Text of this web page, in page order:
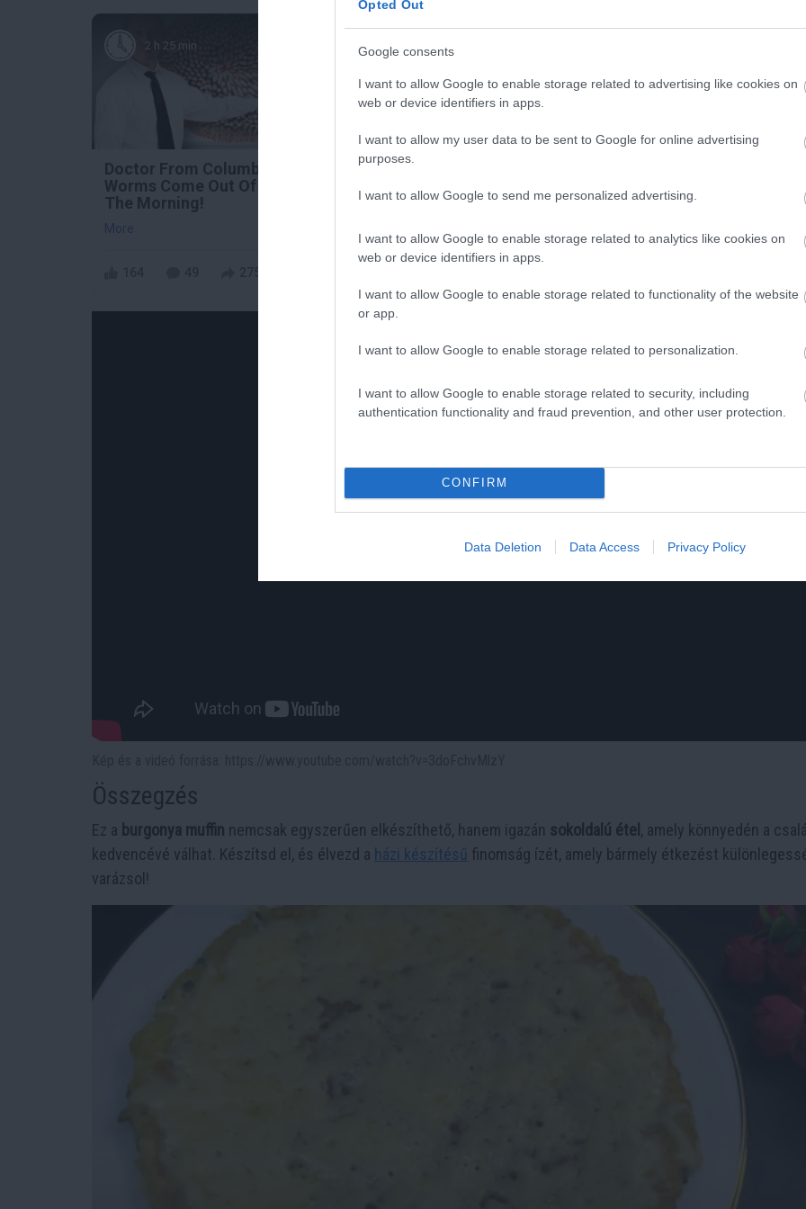
Opted Out
Google consents
I want to allow Google to enable storage related to advertising like cookies on
web or device identifiers in apps.
I want to allow my user data to be sent to Google for online advertising
purposes.
I want to allow Google to send me personalized advertising.
I want to allow Google to enable storage related to analytics like cookies on
web or device identifiers in apps.
I want to allow Google to enable storage related to functionality of the website
or app.
I want to allow Google to enable storage related to personalization.
I want to allow Google to enable storage related to security, including
authentication functionality and fraud prevention, and other user protection.
CONFIRM
Data Deletion Data Access Privacy Policy
2 h 25 min
Doctor From Columbus:
Worms Come Out Of You In
The Morning!
More
2 h 29 min
Fungus Is A Parasite, And It
Body!
Összegzés
Ez a burgonya muffin nemcsak egyszerűen elkészíthető, hanem igazán sokoldalú étel , amely könnyedén a
kedvencévé válhat. Készítsd el, és élvezd a házi készítésű finomság ízét, amely bármely étkezést
varázsol!